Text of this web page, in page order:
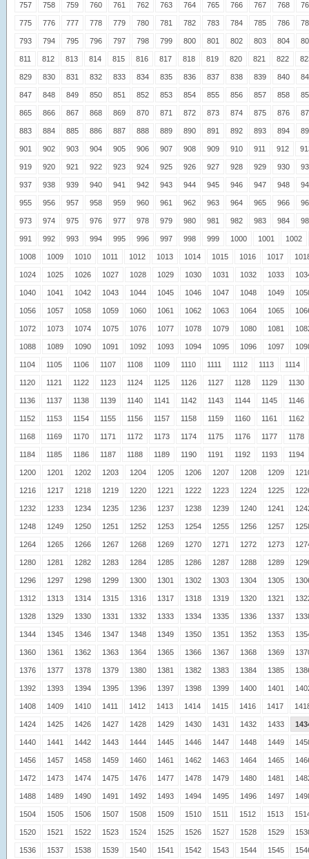
757 758 759 760 761 762 763 764 765 766 767 768
775 776 777 778 779 780 781 782 783 784 785 786
793 794 795 796 797 798 799 800 801 802 803 804
811 812 813 814 815 816 817 818 819 820 821 822
829 830 831 832 833 834 835 836 837 838 839 840
847 848 849 850 851 852 853 854 855 856 857 858
865 866 867 868 869 870 871 872 873 874 875 876
883 884 885 886 887 888 889 890 891 892 893 894
901 902 903 904 905 906 907 908 909 910 911 912
919 920 921 922 923 924 925 926 927 928 929 930
937 938 939 940 941 942 943 944 945 946 947 948
955 956 957 958 959 960 961 962 963 964 965 966
973 974 975 976 977 978 979 980 981 982 983 984
991 992 993 994 995 996 997 998 999 1000 1001 1002
1008 1009 1010 1011 1012 1013 1014 1015 1016 1017
1024 1025 1026 1027 1028 1029 1030 1031 1032 1033
1040 1041 1042 1043 1044 1045 1046 1047 1048 1049
1056 1057 1058 1059 1060 1061 1062 1063 1064 1065
1072 1073 1074 1075 1076 1077 1078 1079 1080 1081
1088 1089 1090 1091 1092 1093 1094 1095 1096 1097
1104 1105 1106 1107 1108 1109 1110 1111 1112 1113 1114
1120 1121 1122 1123 1124 1125 1126 1127 1128 1129 1130
1136 1137 1138 1139 1140 1141 1142 1143 1144 1145 1146
1152 1153 1154 1155 1156 1157 1158 1159 1160 1161 1162
1168 1169 1170 1171 1172 1173 1174 1175 1176 1177 1178
1184 1185 1186 1187 1188 1189 1190 1191 1192 1193 1194
1200 1201 1202 1203 1204 1205 1206 1207 1208 1209
1216 1217 1218 1219 1220 1221 1222 1223 1224 1225
1232 1233 1234 1235 1236 1237 1238 1239 1240 1241
1248 1249 1250 1251 1252 1253 1254 1255 1256 1257
1264 1265 1266 1267 1268 1269 1270 1271 1272 1273
1280 1281 1282 1283 1284 1285 1286 1287 1288 1289
1296 1297 1298 1299 1300 1301 1302 1303 1304 1305
1312 1313 1314 1315 1316 1317 1318 1319 1320 1321
1328 1329 1330 1331 1332 1333 1334 1335 1336 1337
1344 1345 1346 1347 1348 1349 1350 1351 1352 1353
1360 1361 1362 1363 1364 1365 1366 1367 1368 1369
1376 1377 1378 1379 1380 1381 1382 1383 1384 1385
1392 1393 1394 1395 1396 1397 1398 1399 1400 1401
1408 1409 1410 1411 1412 1413 1414 1415 1416 1417
1424 1425 1426 1427 1428 1429 1430 1431 1432 1433
1440 1441 1442 1443 1444 1445 1446 1447 1448 1449
1456 1457 1458 1459 1460 1461 1462 1463 1464 1465
1472 1473 1474 1475 1476 1477 1478 1479 1480 1481
1488 1489 1490 1491 1492 1493 1494 1495 1496 1497
1504 1505 1506 1507 1508 1509 1510 1511 1512 1513
1520 1521 1522 1523 1524 1525 1526 1527 1528 1529
1536 1537 1538 1539 1540 1541 1542 1543 1544 1545